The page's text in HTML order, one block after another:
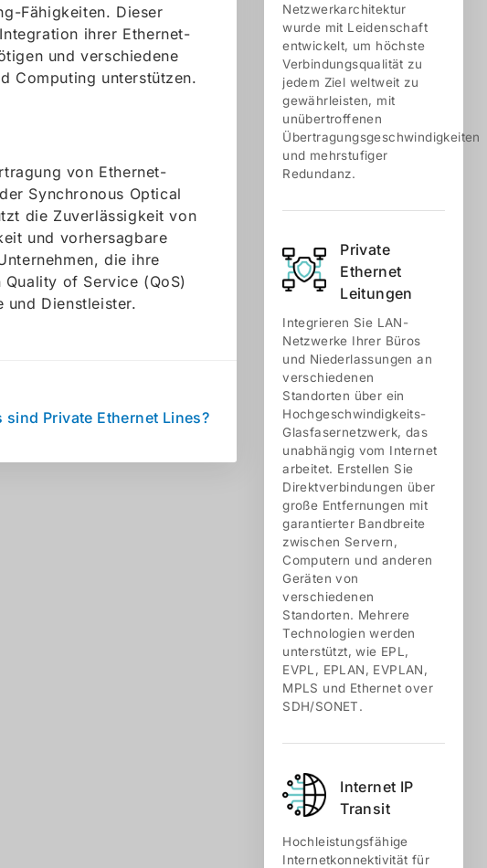
Fähigkeiten. Dieser
ihrer Ethernet-
und verschiedene
Computing unterstützen.
von Ethernet-
Synchronous Optical
die Zuverlässigkeit von
und vorhersagbare
die ihre
of Service (QoS)
und Dienstleister.
sind Private Ethernet Lines?
Netzwerkarchitektur
wurde mit Leidenschaft
entwickelt, um höchste
Verbindungsqualität zu
jedem Ziel weltweit zu
gewährleisten, mit
unübertroffenen
Übertragungsgeschwindigkeiten
und mehrstufiger
Redundanz.
Private
Ethernet
Leitungen
Integrieren Sie LAN-
Netzwerke Ihrer Büros
und Niederlassungen an
verschiedenen
Standorten über ein
Hochgeschwindigkeits-
Glasfasernetzwerk, das
unabhängig vom Internet
arbeitet. Erstellen Sie
Direktverbindungen über
große Entfernungen mit
garantierter Bandbreite
zwischen Servern,
Computern und anderen
Geräten von
verschiedenen
Standorten. Mehrere
Technologien werden
unterstützt, wie EPL,
EVPL, EPLAN, EVPLAN,
MPLS und Ethernet over
SDH/SONET.
Internet IP
Transit
Hochleistungsfähige
Internetkonnektivität für